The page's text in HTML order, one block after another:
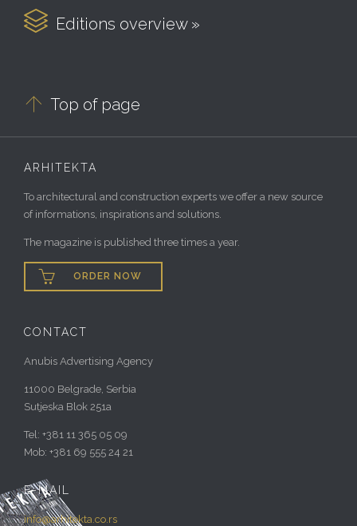
 Editions overview »
 Top of page
ARHITEKTA
To architectural and construction experts we offer a new source
of informations, inspirations and solutions.
The magazine is published three times a year.
 ORDER NOW
CONTACT
Anubis Advertising Agency
11000 Belgrade, Serbia
Sutjeska Blok 251a
Tel: +381 11 365 05 09
Mob: +381 69 555 24 21
E-MAIL
info@arhitekta.co.rs